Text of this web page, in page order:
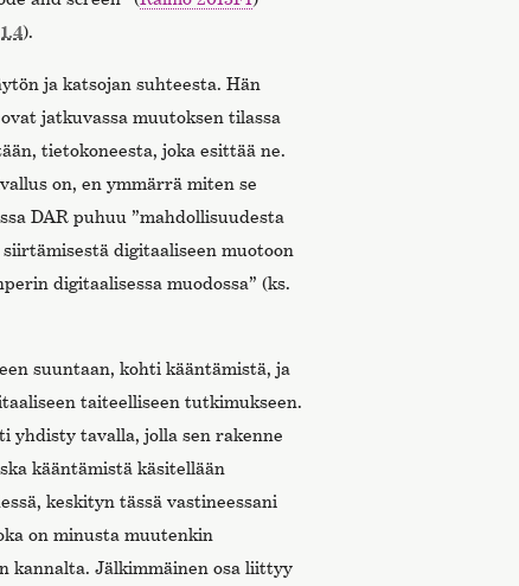
1.4).
ja katsojan suhteesta. Hän
jatkuvassa muutoksen tilassa
tietokoneesta, joka esittää ne.
on, en ymmärrä miten se
DAR puhuu ”mahdollisuudesta
digitaaliseen muotoon
digitaalisessa muodossa” (ks.
suuntaan, kohti kääntämistä, ja
taiteelliseen tutkimukseen.
yhdisty tavalla, jolla sen rakenne
kääntämistä käsitellään
keskityn tässä vastineessani
on minusta muutenkin
kannalta. Jälkimmäinen osa liittyy